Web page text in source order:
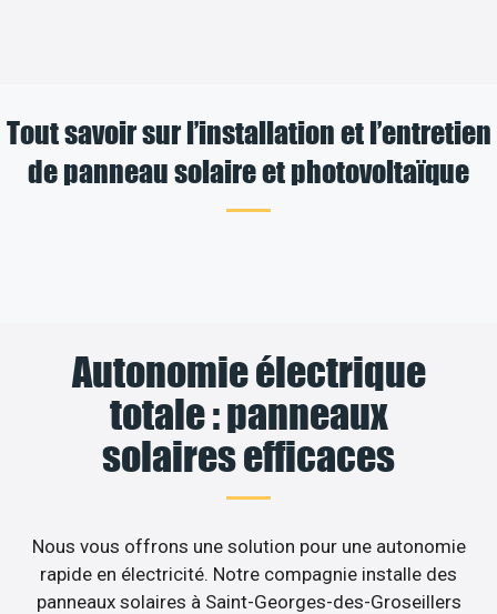
Tout savoir sur l’installation et l’entretien
de panneau solaire et photovoltaïque
Autonomie électrique
totale : panneaux
solaires efficaces
Nous vous offrons une solution pour une autonomie
rapide en électricité. Notre compagnie installe des
panneaux solaires à Saint-Georges-des-Groseillers